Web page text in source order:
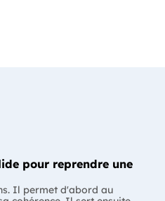
pour reprendre une
Il permet d'abord au